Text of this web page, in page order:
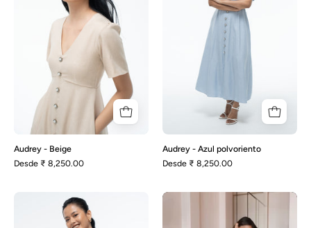
Audrey - Beige
Desde ₹ 8,250.00
Audrey - Azul polvoriento
Desde ₹ 8,250.00
Audrey
-
Avery-
Beige